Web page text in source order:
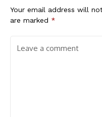
Your email address will
are marked *